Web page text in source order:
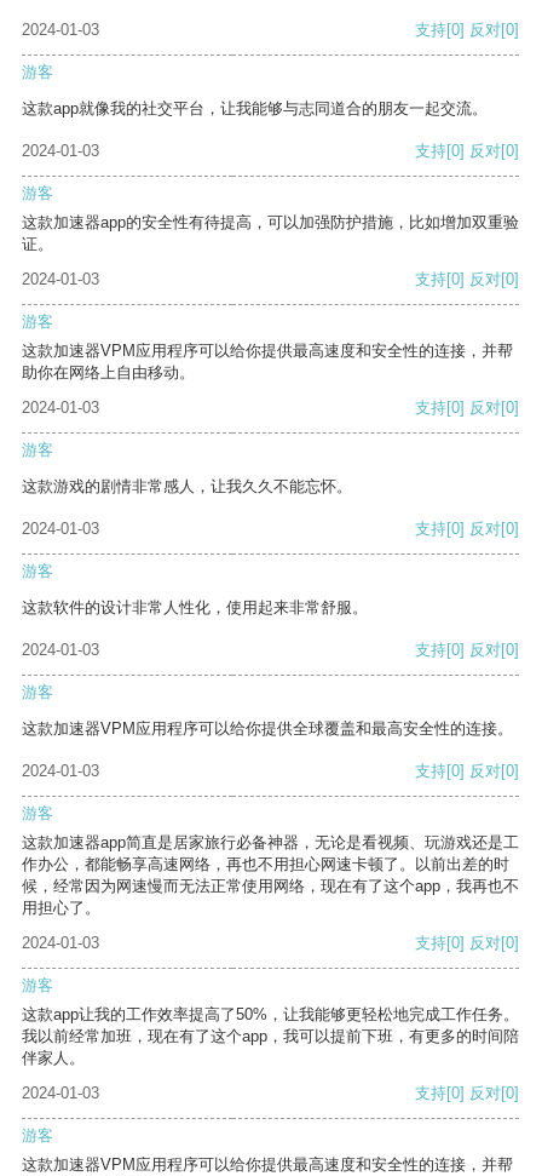
2024-01-03 支持[0] 反对[0]
游客
这款app就像我的社交平台，让我能够与志同道合的朋友一起交流。
2024-01-03 支持[0] 反对[0]
游客
这款加速器app的安全性有待提高，可以加强防护措施，比如增加双重验
证。
2024-01-03
支持[0] 反对[0]
游客
这款加速器VPM应用程序可以给你提供最高速度和安全性的连接，并帮
助你在网络上自由移动。
2024-01-03
支持[0] 反对[0]
游客
这款游戏的剧情非常感人，让我久久不能忘怀。
2024-01-03 支持[0] 反对[0]
游客
这款软件的设计非常人性化，使用起来非常舒服。
2024-01-03 支持[0] 反对[0]
游客
这款加速器VPM应用程序可以给你提供全球覆盖和最高安全性的连接。
2024-01-03 支持[0] 反对[0]
游客
这款加速器app简直是居家旅行必备神器，无论是看视频、玩游戏还是工
作办公，都能畅享高速网络，再也不用担心网速卡顿了。以前出差的时
候，经常因为网速慢而无法正常使用网络，现在有了这个app，我再也不
用担心了。
2024-01-03
支持[0] 反对[0]
游客
这款app让我的工作效率提高了50%，让我能够更轻松地完成工作任务。
我以前经常加班，现在有了这个app，我可以提前下班，有更多的时间陪
伴家人。
2024-01-03
支持[0] 反对[0]
游客
这款加速器VPM应用程序可以给你提供最高速度和安全性的连接，并帮